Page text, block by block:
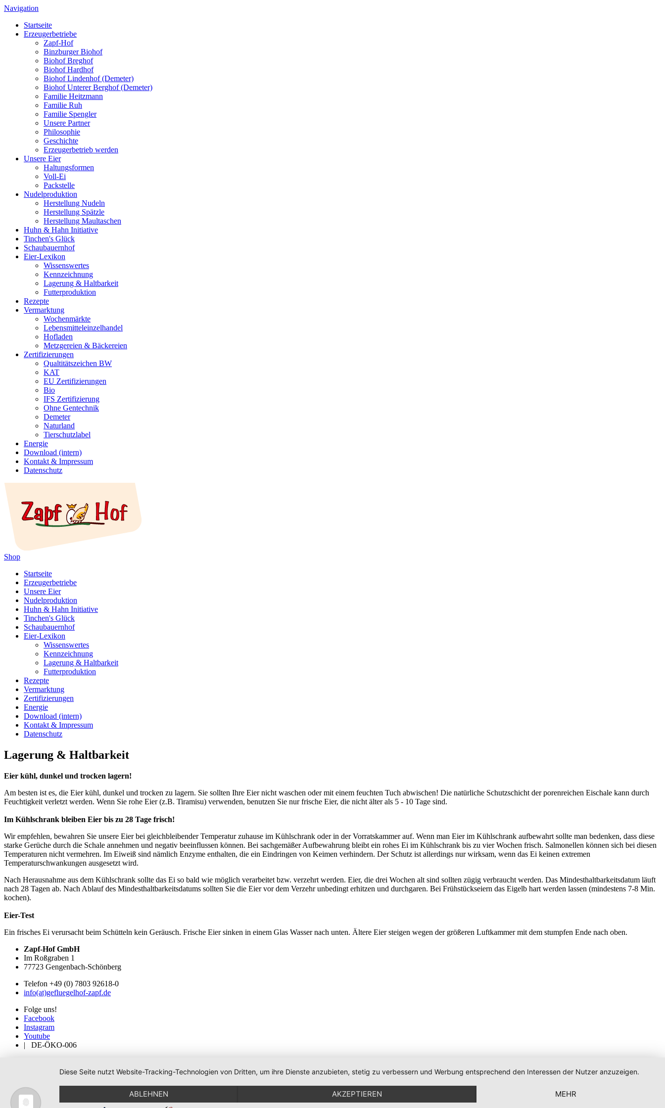
Navigation
Startseite
Erzeugerbetriebe
Zapf-Hof
Binzburger Biohof
Biohof Breghof
Biohof Hardhof
Biohof Lindenhof (Demeter)
Biohof Unterer Berghof (Demeter)
Familie Heitzmann
Familie Ruh
Familie Spengler
Unsere Partner
Philosophie
Geschichte
Erzeugerbetrieb werden
Unsere Eier
Haltungsformen
Voll-Ei
Packstelle
Nudelproduktion
Herstellung Nudeln
Herstellung Spätzle
Herstellung Maultaschen
Huhn & Hahn Initiative
Tinchen's Glück
Schaubauernhof
Eier-Lexikon
Wissenswertes
Kennzeichnung
Lagerung & Haltbarkeit
Futterproduktion
Rezepte
Vermarktung
Wochenmärkte
Lebensmitteleinzelhandel
Hofladen
Metzgereien & Bäckereien
Zertifizierungen
Qualtitätszeichen BW
KAT
EU Zertifizierungen
Bio
IFS Zertifizierung
Ohne Gentechnik
Demeter
Naturland
Tierschutzlabel
Energie
Download (intern)
Kontakt & Impressum
Datenschutz
Shop
Startseite
Erzeugerbetriebe
Unsere Eier
Nudelproduktion
Huhn & Hahn Initiative
Tinchen's Glück
Schaubauernhof
Eier-Lexikon
Wissenswertes
Kennzeichnung
Lagerung & Haltbarkeit
Futterproduktion
Rezepte
Vermarktung
Zertifizierungen
Energie
Download (intern)
Kontakt & Impressum
Datenschutz
Lagerung & Haltbarkeit
Eier kühl, dunkel und trocken lagern!
Am besten ist es, die Eier kühl, dunkel und trocken zu lagern. Sie sollten Ihre Eier nicht waschen oder mit einem feuchten Tuch abwischen! Die natürliche Schutzschicht der porenreichen Eischale kann durch
Feuchtigkeit verletzt werden. Wenn Sie rohe Eier (z.B. Tiramisu) verwenden, benutzen Sie nur frische Eier, die nicht älter als 5 - 10 Tage sind.
Im Kühlschrank bleiben Eier bis zu 28 Tage frisch!
Wir empfehlen, bewahren Sie unsere Eier bei gleichbleibender Temperatur zuhause im Kühlschrank oder in der Vorratskammer auf. Wenn man Eier im Kühlschrank aufbewahrt sollte man bedenken, dass diese
starke Gerüche durch die Schale annehmen und negativ beeinflussen können. Bei sachgemäßer Aufbewahrung bleibt ein rohes Ei im Kühlschrank bis zu vier Wochen frisch. Salmonellen können sich bei diesen
Temperaturen nicht vermehren. Im Eiweiß sind nämlich Enzyme enthalten, die ein Eindringen von Keimen verhindern. Der Schutz ist allerdings nur wirksam, wenn das Ei keinen extremen
Temperaturschwankungen ausgesetzt wird.
Nach Herausnahme aus dem Kühlschrank sollte das Ei so bald wie möglich verarbeitet bzw. verzehrt werden. Eier, die drei Wochen alt sind sollten zügig verbraucht werden. Das Mindesthaltbarkeitsdatum läuft
nach 28 Tagen ab. Nach Ablauf des Mindesthaltbarkeitsdatums sollten Sie die Eier vor dem Verzehr unbedingt erhitzen und durchgaren. Bei Frühstückseiern das Eigelb hart werden lassen (mindestens 7-8 Min.
kochen).
Eier-Test
Ein frisches Ei verursacht beim Schütteln kein Geräusch. Frische Eier sinken in einem Glas Wasser nach unten. Ältere Eier steigen wegen der größeren Luftkammer mit dem stumpfen Ende nach oben.
Zapf-Hof GmbH
Im Roßgraben 1
77723 Gengenbach-Schönberg
Telefon +49 (0) 7803 92618-0
info(at)gefluegelhof-zapf.de
Folge uns!
Facebook
Instagram
Youtube
|
DE-ÖKO-006
Diese Seite nutzt Website-Tracking-Technologien von Dritten, um ihre Dienste anzubieten, stetig zu verbessern und Werbung entsprechend den Interessen der Nutzer anzuzeigen.
ABLEHNEN AKZEPTIEREN MEHR